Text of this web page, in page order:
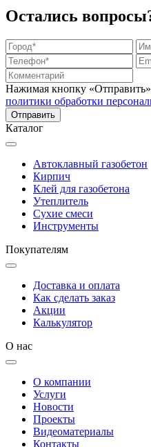
Остались
Нажимая кнопку
политики обработки
Каталог
Автоклавный газобетон
Кирпич
Клей для газобетона
Утеплитель
Сухие смеси
Инструменты
Покупателям
Доставка и оплата
Как сделать заказ
Акции
Калькулятор
О нас
О компании
Услуги
Новости
Проекты
Видеоматериалы
Контакты